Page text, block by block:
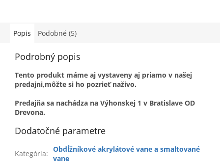
Popis Podobné (5)
Podrobný popis
Tento produkt máme aj vystaveny aj priamo v našej
predajni,môžte si ho pozrieť naživo.
Predajňa sa nachádza na Výhonskej 1 v Bratislave OD
Drevona.
Dodatočné parametre
Kategória: Obdĺžníkové akrylátové vane a smaltované
vane